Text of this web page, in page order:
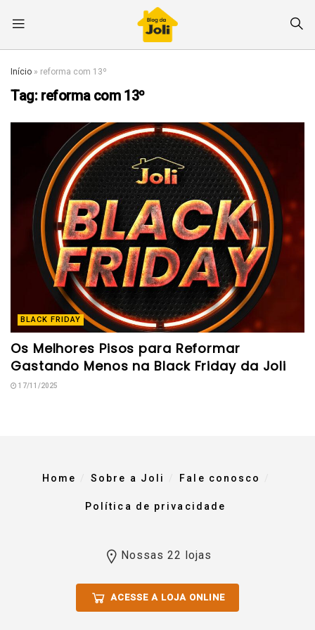
Início » reforma com 13º
Tag: reforma com 13º
BLACK FRIDAY
Os Melhores Pisos para Reformar
Gastando Menos na Black Friday da Joli
17/11/2025
Home Sobre a Joli Fale conosco
Política de privacidade
Nossas 22 lojas
ACESSE A LOJA ONLINE